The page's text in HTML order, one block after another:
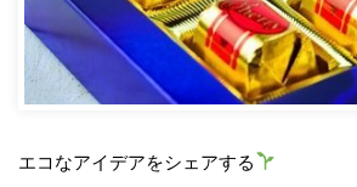
エコなアイデアをシェアする